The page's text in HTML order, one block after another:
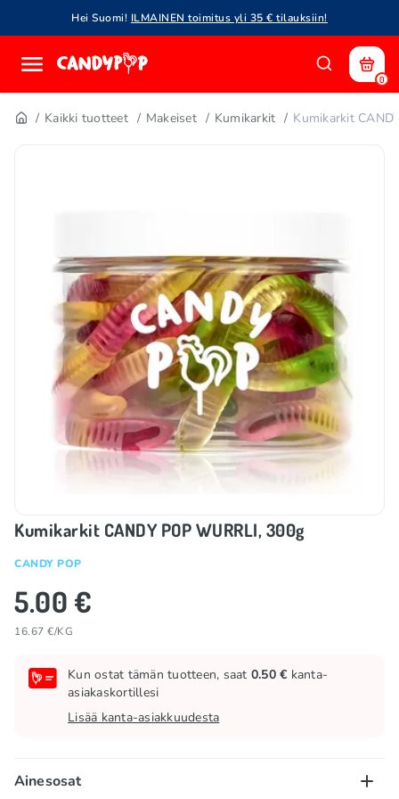
Hei Suomi! ILMAINEN toimitus yli 35 € tilauksiin!
0
Kaikki tuotteet Makeiset Kumikarkit Kumikarkit
Kumikarkit CANDY POP WURRLI, 300g
CANDY POP
5.00 €
16.67 €/KG
Kun ostat tämän tuotteen, saat 0.50 € kanta-
asiakaskortillesi
Lisää kanta-asiakkuudesta
Ainesosat